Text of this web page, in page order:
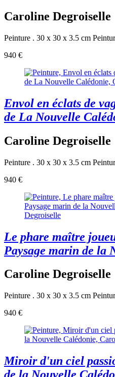
Caroline Degroiselle
Peinture . 30 x 30 x 3.5 cm
940 €
Envol en éclats de
de La Nouvelle
Caroline Degroiselle
Peinture . 30 x 30 x 3.5 cm
940 €
Le phare maître
Paysage marin de la
Caroline Degroiselle
Peinture . 30 x 30 x 3.5 cm
940 €
Miroir d'un ciel